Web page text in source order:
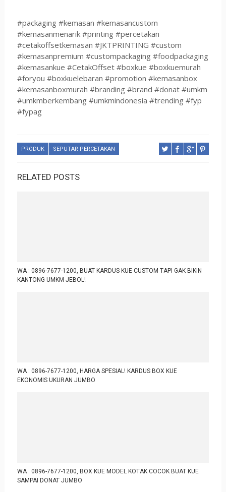
#packaging #kemasan #kemasancustom
#kemasanmenarik #printing #percetakan
#cetakoffsetkemasan #JKTPRINTING #custom
#kemasanpremium #custompackaging #foodpackaging
#kemasankue #CetakOffset #boxkue #boxkuemurah
#foryou #boxkuelebaran #promotion #kemasanbox
#kemasanboxmurah #branding #brand #donat #umkm
#umkmberkembang #umkmindonesia #trending #fyp
#fypag
PRODUK SEPUTAR PERCETAKAN
RELATED POSTS
WA : 0896-7677-1200, BUAT KARDUS KUE CUSTOM TAPI GAK BIKIN
KANTONG UMKM JEBOL!
WA : 0896-7677-1200, HARGA SPESIAL! KARDUS BOX KUE
EKONOMIS UKURAN JUMBO
WA : 0896-7677-1200, BOX KUE MODEL KOTAK COCOK BUAT KUE
SAMPAI DONAT JUMBO